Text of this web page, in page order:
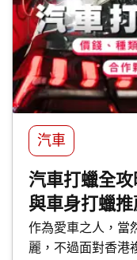
汽車
汽車打蠟全
與車身打蠟推
作為愛車之人，當
麗，不過面對香港